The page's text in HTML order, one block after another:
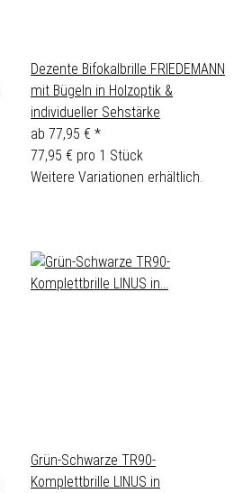
Dezente Bifokalbrille FRIEDEMANN
mit Bügeln in Holzoptik &
individueller Sehstärke
ab 77,95 € *
77,95 € pro 1 Stück
Weitere Variationen erhältlich.
Grün-Schwarze TR90-
Komplettbrille LINUS in